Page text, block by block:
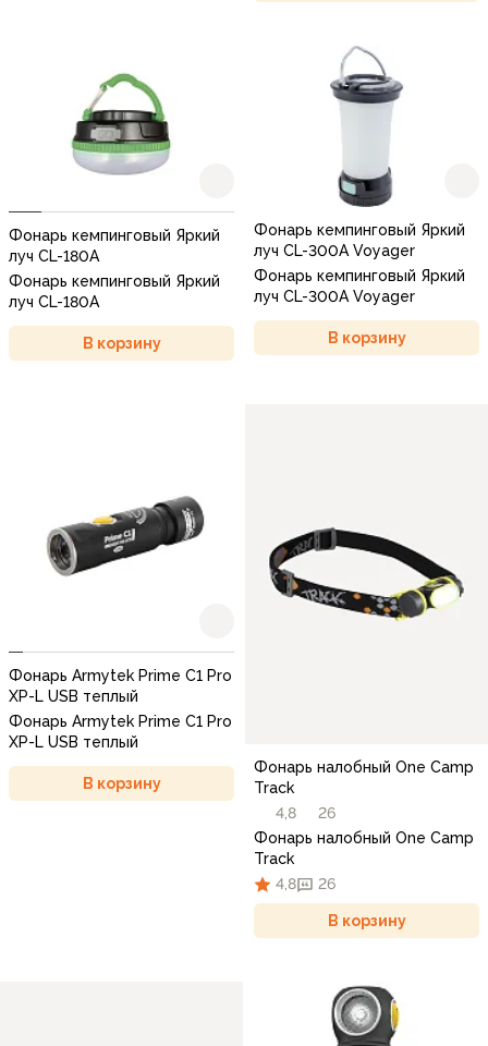
Фонарь кемпинговый Яркий
луч CL-180A
Фонарь кемпинговый Яркий
луч CL-180A
В корзину
Фонарь кемпинговый Яркий
луч CL-300A Voyager
Фонарь кемпинговый Яркий
луч CL-300A Voyager
В корзину
Фонарь Armytek Prime C1 Pro
XP-L USB теплый
Фонарь Armytek Prime C1 Pro
XP-L USB теплый
В корзину
Фонарь налобный One Camp
Track
4,8
26
Фонарь налобный One Camp
Track
4,8
26
В корзину